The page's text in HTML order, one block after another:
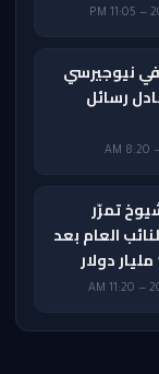
نيوجيرسي
رسائل
تمرّر
العام بعد